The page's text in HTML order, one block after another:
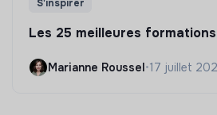
S'inspirer
Les 25 meilleures
Marianne Roussel•17 juillet